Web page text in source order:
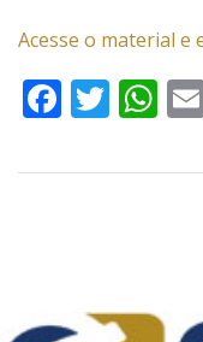
Acesse o material e